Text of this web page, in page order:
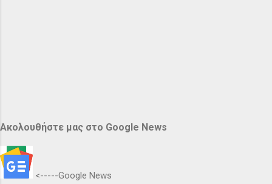
Ακολουθήστε μας στο Google News
<-----Google News